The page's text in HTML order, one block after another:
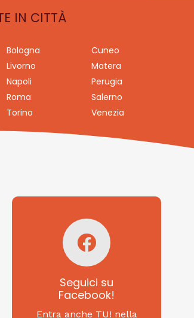
IN CITTÀ
Bologna
Cuneo
Livorno
Matera
Napoli
Perugia
Roma
Salerno
Torino Venezia
Seguici su
Facebook!
Entra anche TU! nella
Seguici su
Facebook!
SAGRITALY
Feste, cibi e tradizioni
da Nord a Sud...